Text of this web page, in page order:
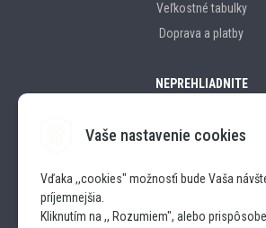
Vaše nastavenie cookies
Vďaka ,,cookies" možnosťi bude Vaša
príjemnejšia.
Kliknutím na ,, Rozumiem", alebo
Veľkostné tabulky
Doprava a platby
NEPREHLIADNITE